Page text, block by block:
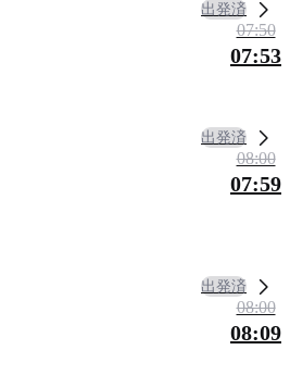
出発済
07:50
07:53
出発済
08:00
07:59
出発済
08:00
08:09